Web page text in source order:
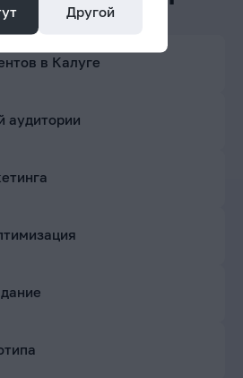
в Калуге
аудитории
Другой